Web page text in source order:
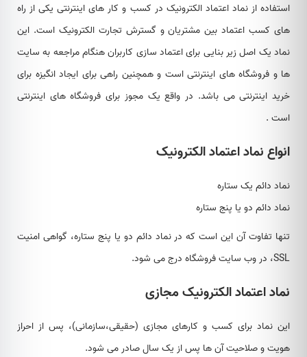
استفاده از نماد اعتماد الکترونیک در کسب و کار های اینترنتی یکی از راه
های کسب اعتماد بین مشتریان و گسترش تجارت الکترونیک است. این
نماد یک اصل زیر بنایی برای اعتماد سازی کاربران هنگام مراجعه به سایت
ها و فروشگاه های اینترنتی است و همچنین راهی برای ایجاد انگیزه برای
خرید اینترنتی می باشد. در واقع یک مجوز برای فروشگاه های اینترنتی
است .
انواع نماد اعتماد الکترونیک
نماد دائم یک ستاره
نماد دائم دو یا پنج ستاره
تنها تفاوت آن این است که در نماد دائم دو یا پنج ستاره، گواهی امنیت
SSL، در وب سایت فروشگاه درج می شود.
نماد اعتماد الکترونیک مجازی
این نماد برای کسب و کارهای مجازی (حقیقی،سازمانی)، پس از احراز
هویت و صلاحیت آن ها پس از یک سال صادر می شود.